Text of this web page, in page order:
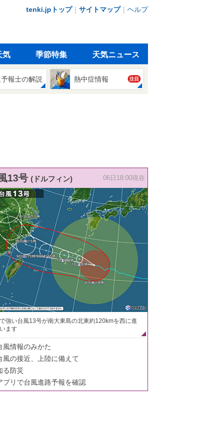
tenki.jpトップ｜ サイトマップ｜ ヘルプ
気 季節特集 天気ニュース
報士の解説 熱中症情報 注目
13号 (ドルフィン) 06日18:00現在
強い台風13号が南大東島の北東約120kmを西に進
ます
風情報のみかた
風の接近、上陸に備えて
る防災
プリで台風進路予報を確認